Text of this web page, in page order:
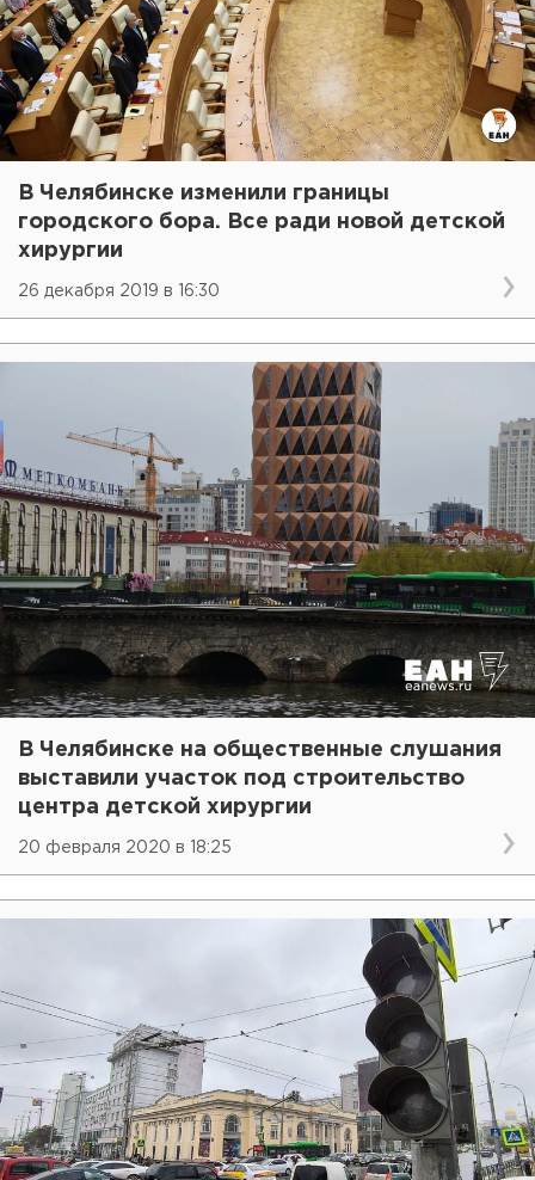
В Челябинске изменили границы
городского бора. Все ради новой детской
хирургии
26 декабря 2019 в 16:30
В Челябинске на общественные слушания
выставили участок под строительство
центра детской хирургии
20 февраля 2020 в 18:25